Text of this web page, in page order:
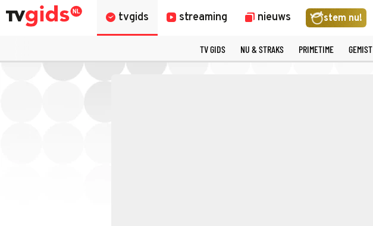
tvgids streaming nieuws stem nu!
TV GIDS NU & STRAKS PRIMETIME GEMIST